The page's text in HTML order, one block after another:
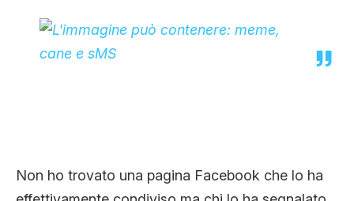
Non ho trovato una pagina Facebook che lo ha